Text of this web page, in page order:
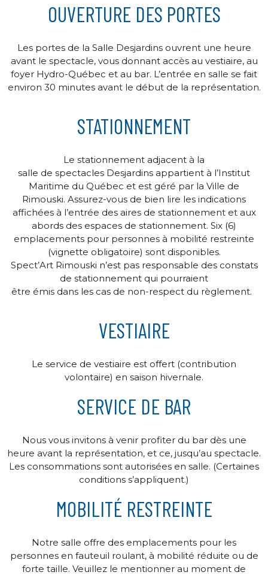
OUVERTURE DES PORTES
Les portes de la Salle Desjardins ouvrent une heure
avant le spectacle, vous donnant accès au vestiaire, au
foyer Hydro-Québec et au bar. L’entrée en salle se fait
environ 30 minutes avant le début de la représentation.
STATIONNEMENT
Le stationnement adjacent à la
salle de spectacles Desjardins appartient à l’Institut
Maritime du Québec et est géré par la Ville de
Rimouski. Assurez-vous de bien lire les indications
affichées à l’entrée des aires de stationnement et aux
abords des espaces de stationnement. Six (6)
emplacements pour personnes à mobilité restreinte
(vignette obligatoire) sont disponibles.
Spect’Art Rimouski n’est pas responsable des constats
de stationnement qui pourraient
être émis dans les cas de non-respect du règlement.
VESTIAIRE
Le service de vestiaire est offert (contribution
volontaire) en saison hivernale.
SERVICE DE BAR
Nous vous invitons à venir profiter du bar dès une
heure avant la représentation, et ce, jusqu’au spectacle.
Les consommations sont autorisées en salle. (Certaines
conditions s’appliquent.)
MOBILITÉ RESTREINTE
Notre salle offre des emplacements pour les
personnes en fauteuil roulant, à mobilité réduite ou de
forte taille. Veuillez le mentionner au moment de